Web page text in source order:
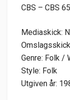
CBS – CBS
Mediaskick:
Genre: Folk /
Style: Folk
Utgiven år: